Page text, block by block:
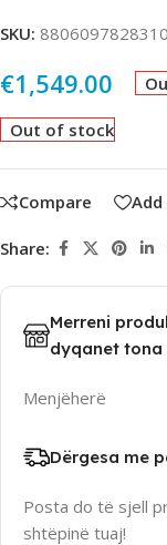
SKU: 8806097828310
€1,549.00
Out of stock
Compare
Share:
Merreni
dyqanet tona
Menjëherë
Dërgesa me
Posta do të sjell
shtëpinë tuaj!